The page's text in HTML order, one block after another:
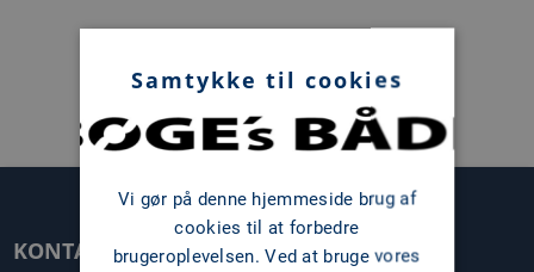
KONTAKT OS
Samtykke til cookies
Vi gør på denne hjemmeside brug af
cookies til at forbedre
brugeroplevelsen. Ved at bruge vores